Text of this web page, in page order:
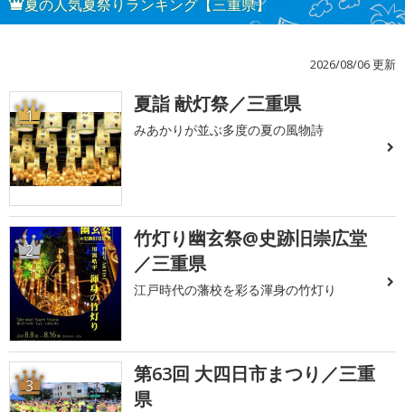
夏の人気夏祭りランキング【三重県】
2026/08/06 更新
1 夏詣 献灯祭／三重県
みあかりが並ぶ多度の夏の風物詩
2
竹灯り幽玄祭@史跡旧崇広堂
／三重県
江戸時代の藩校を彩る渾身の竹灯り
3
第63回 大四日市まつり／三重
県